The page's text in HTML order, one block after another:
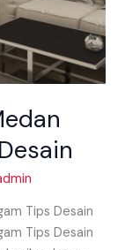
Tips Desain
Tips Desain